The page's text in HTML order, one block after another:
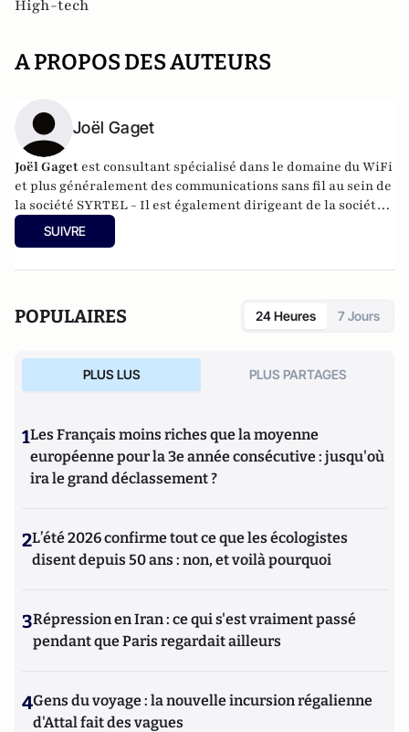
High-tech
A PROPOS DES AUTEURS
Joël Gaget
Joël Gaget est consultant spécialisé dans le domaine du WiFi
et plus généralement des communications sans fil au sein de
la société SYRTEL - Il est également dirigeant de la société
Global-TIC Consulting, spécialiste des TIC pour les seniors
et les personnes fragilisées.
SUIVRE
POPULAIRES 24 Heures 7 Jours
PLUS LUS PLUS PARTAGES
1Les Français moins riches que la moyenne
européenne pour la 3e année consécutive : jusqu'où
ira le grand déclassement ?
2L’été 2026 confirme tout ce que les écologistes
disent depuis 50 ans : non, et voilà pourquoi
3Répression en Iran : ce qui s'est vraiment passé
pendant que Paris regardait ailleurs
4Gens du voyage : la nouvelle incursion régalienne
d'Attal fait des vagues